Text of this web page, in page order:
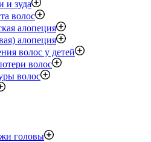
и зуда
волос
алопеция
алопеция
волос у детей
волос
волос
головы